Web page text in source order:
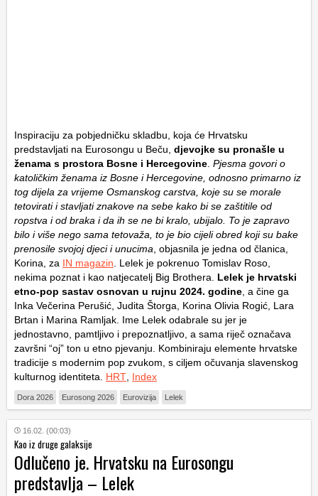
Inspiraciju za pobjedničku skladbu, koja će Hrvatsku
predstavljati na Eurosongu u Beču, djevojke su pronašle u
ženama s prostora Bosne i Hercegovine Pjesma govori o
katoličkim ženama iz Bosne i Hercegovine, odnosno primarno iz
tog dijela za vrijeme Osmanskog carstva, koje su se morale
tetovirati i stavljati znakove na sebe kako bi se zaštitile od
ropstva i od braka i da ih se ne bi kralo, ubijalo. To je zapravo
bilo i više nego sama tetovaža, to je bio cijeli obred koji su bake
prenosile svojoj djeci i unucima , objasnila je jedna od članica,
Korina, za IN magazin . Lelek je pokrenuo Tomislav Roso,
nekima poznat i kao natjecatelj Big Brothera. Lelek je hrvatski
etno-pop sastav osnovan u rujnu 2024. godine , a čine ga
Inka Večerina Perušić, Judita Štorga, Korina Olivia Rogić, Lara
Brtan i Marina Ramljak. Ime Lelek odabrale su jer je
jednostavno, pamtljivo i prepoznatljivo, a sama riječ označava
završni “oj” ton u etno pjevanju. Kombiniraju elemente hrvatske
tradicije s modernim pop zvukom, s ciljem očuvanja slavenskog
kulturnog identiteta. HRT Index
Dora 2026 Eurosong 2026 Eurovizija Lelek
16.02. (00:03)
Kao iz druge galaksije
Odlučeno je. Hrvatsku na Eurosongu
predstavlja – Lelek